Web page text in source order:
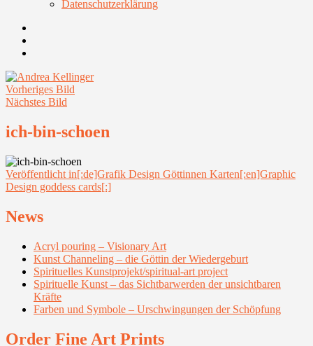
Datenschutzerklärung
Vorheriges Bild
Nächstes Bild
ich-bin-schoen
Beitragsnavigation
Veröffentlicht in[:de]Grafik Design Göttinnen Karten[:en]Graphic
Design goddess cards[:]
News
Acryl pouring – Visionary Art
Kunst Channeling – die Göttin der Wiedergeburt
Spirituelles Kunstprojekt/spiritual-art project
Spirituelle Kunst – das Sichtbarwerden der unsichtbaren
Kräfte
Farben und Symbole – Urschwingungen der Schöpfung
Order Fine Art Prints